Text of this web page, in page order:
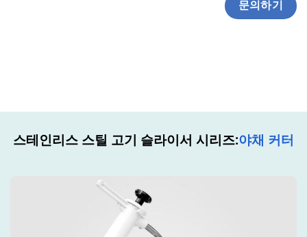
문의하기
스테인리스 스틸 고기 슬라이서 시리즈:야채 커터